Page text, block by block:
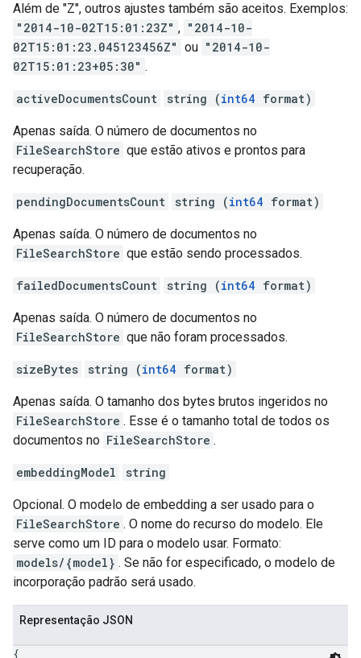
Além de "Z", outros ajustes também são aceitos. Exemplos:
"2014-10-02T15:01:23Z" , "2014-10-
02T15:01:23.045123456Z" ou "2014-10-
02T15:01:23+05:30" .
activeDocumentsCount string (int64 format)
Apenas saída. O número de documentos no
FileSearchStore que estão ativos e prontos para
recuperação.
pendingDocumentsCount string (int64 format)
Apenas saída. O número de documentos no
FileSearchStore que estão sendo processados.
failedDocumentsCount string (int64 format)
Apenas saída. O número de documentos no
FileSearchStore que não foram processados.
sizeBytes string (int64 format)
Apenas saída. O tamanho dos bytes brutos ingeridos no
FileSearchStore . Esse é o tamanho total de todos os
documentos no FileSearchStore .
embeddingModel string
Opcional. O modelo de embedding a ser usado para o
FileSearchStore . O nome do recurso do modelo. Ele
serve como um ID para o modelo usar. Formato:
models/{model} . Se não for especificado, o modelo de
incorporação padrão será usado.
Representação JSON
{